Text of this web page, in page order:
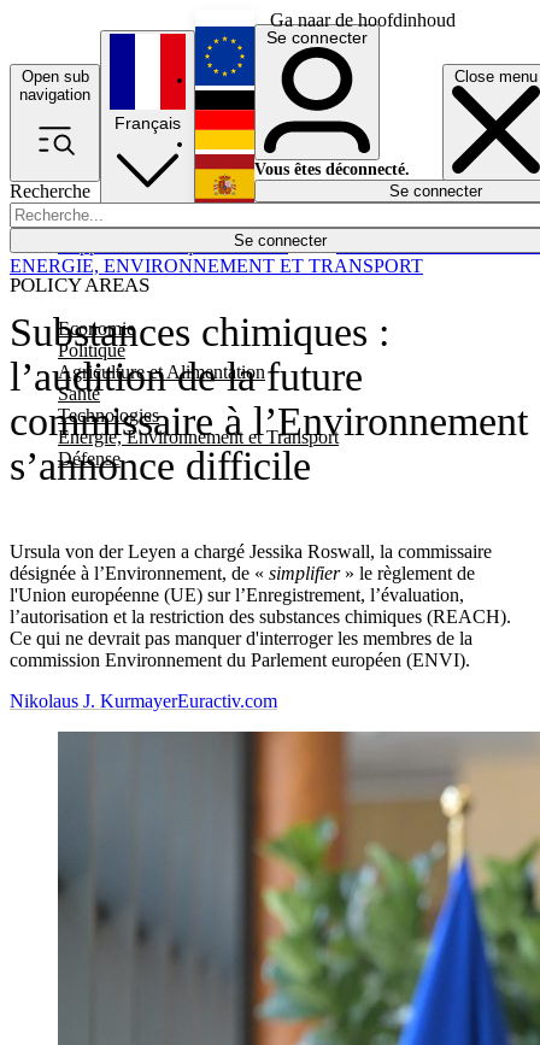
Ga naar de hoofdinhoud
Open sub
navigation
Close menu
Recherche
Se connecter
POLICY AREAS
Economie
Politique
Agriculture et Alimentation
Santé
Technologies
Energie, Environnement et Transport
Défense
Économie
Français
English
Deutsch
Español
Se connecter
Vous êtes déconnecté.
Se connecter
Substances chimiques :
l’audition de la future
commissaire à l’Environnement
s’annonce difficile
Ursula von der Leyen a chargé Jessika Roswall, la commissaire
désignée à l’Environnement, de « simplifier» le règlement de
l'Union européenne (UE) sur l’Enregistrement, l’évaluation,
l’autorisation et la restriction des substances chimiques (REACH).
Ce qui ne devrait pas manquer d'interroger les membres de la
commission Environnement du Parlement européen (ENVI).
ENERGIE, ENVIRONNEMENT ET TRANSPORT
Nikolaus J. KurmayerEuractiv.com